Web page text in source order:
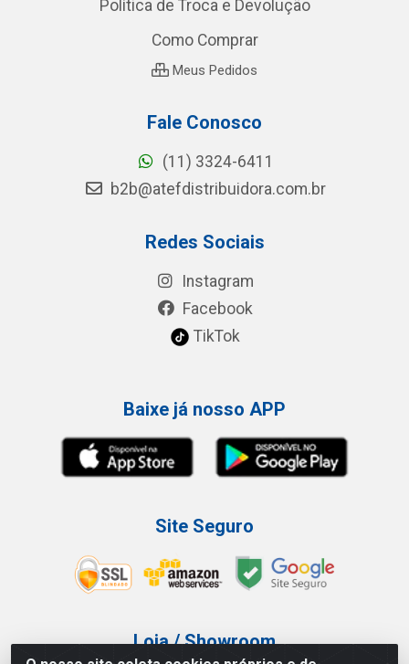
Política de Troca e Devolução
Como Comprar
Meus Pedidos
Fale Conosco
(11) 3324-6411
b2b@atefdistribuidora.com.br
Redes Sociais
Instagram
Facebook
TikTok
Baixe já nosso APP
Site Seguro
Loja / Showroom